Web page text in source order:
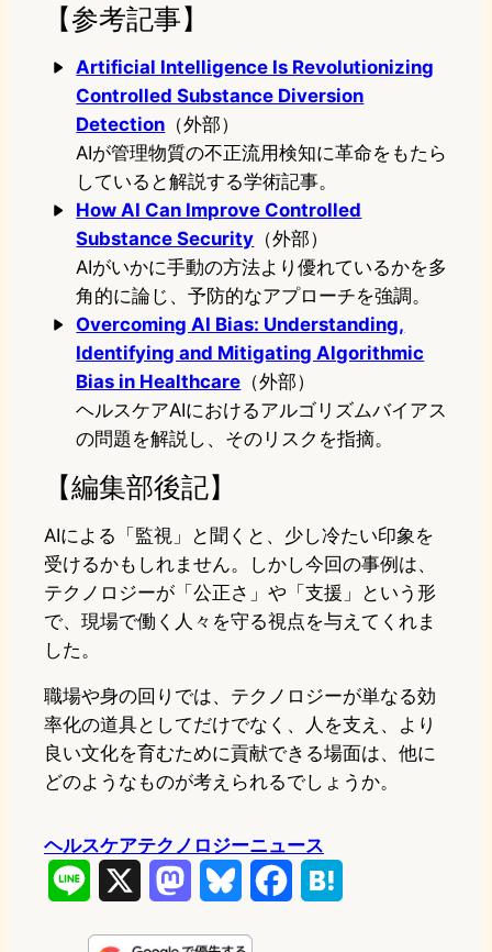
【参考記事】
Artificial Intelligence Is Revolutionizing
Controlled Substance Diversion
Detection （外部）
AIが管理物質の不正流用検知に革命をもたら
していると解説する学術記事。
How AI Can Improve Controlled
Substance Security （外部）
AIがいかに手動の方法より優れているかを多
角的に論じ、予防的なアプローチを強調。
Overcoming AI Bias: Understanding,
Identifying and Mitigating Algorithmic
Bias in Healthcare （外部）
ヘルスケアAIにおけるアルゴリズムバイアス
の問題を解説し、そのリスクを指摘。
【編集部後記】
AIによる「監視」と聞くと、少し冷たい印象を
受けるかもしれません。しかし今回の事例は、
テクノロジーが「公正さ」や「支援」という形
で、現場で働く人々を守る視点を与えてくれま
した。
職場や身の回りでは、テクノロジーが単なる効
率化の道具としてだけでなく、人を支え、より
良い文化を育むために貢献できる場面は、他に
どのようなものが考えられるでしょうか。
ヘルスケアテクノロジーニュース